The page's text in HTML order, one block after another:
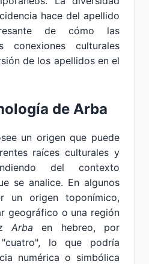
hace del apellido
de cómo las
conexiones culturales
de los apellidos en el
de Arba
un origen que puede
raíces culturales y
del contexto
se analice. En algunos
un origen toponímico,
geográfico o una región
Arba en hebreo, por
lo que podría
numérica o simbólica